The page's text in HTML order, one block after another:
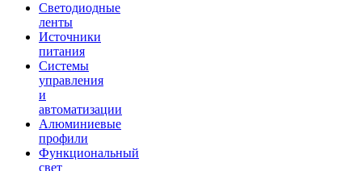
Светодиодные
ленты
Источники
питания
Системы
управления
и
автоматизации
Алюминиевые
профили
Функциональный
свет